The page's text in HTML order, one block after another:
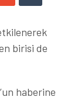
birisi de
haberine